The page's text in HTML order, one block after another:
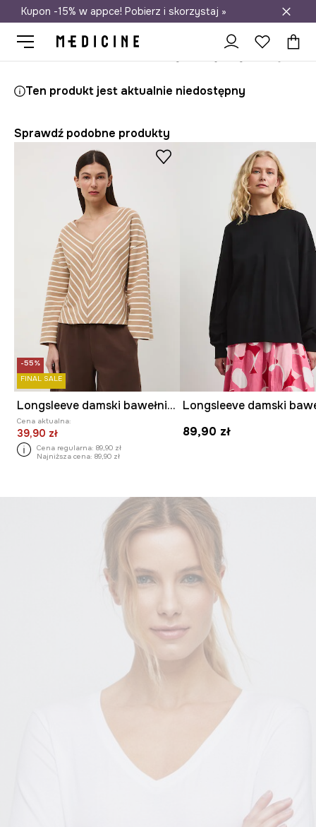
Darmowa dostawa do salonów
Kupon -15% w appce! Pobierz i skorzystaj »
Ten produkt jest aktualnie niedostępny
Sprawdź podobne produkty
-55%
FINAL SALE
Longsleeve damski bawełniany
Cena aktualna:
39,90 zł
Cena regularna: 89,90 zł
Najniższa cena: 89,90 zł
89,90 zł